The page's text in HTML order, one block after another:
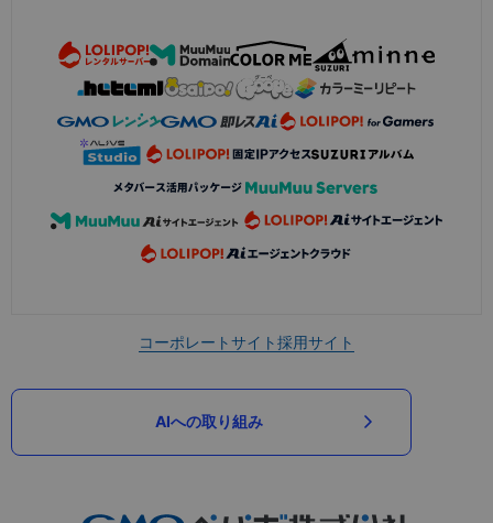
コーポレートサイト採用サイト
AIへの取り組み